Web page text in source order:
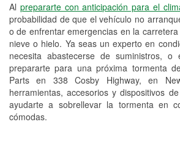
Al prepararte con anticipación para el
probabilidad de que el vehículo no
o de enfrentar emergencias en la
nieve o hielo. Ya seas un experto en
necesita abastecerse de suministros, o
prepararte para una próxima tormenta
Parts en 338 Cosby Highway, en
herramientas, accesorios y dispositivos
ayudarte a sobrellevar la tormenta en
cómodas.
Snowstorm Supplies
Conoce más